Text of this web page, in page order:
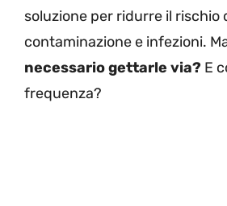
soluzione per ridurre il rischio
contaminazione e infezioni.
necessario gettarle via? E
frequenza?